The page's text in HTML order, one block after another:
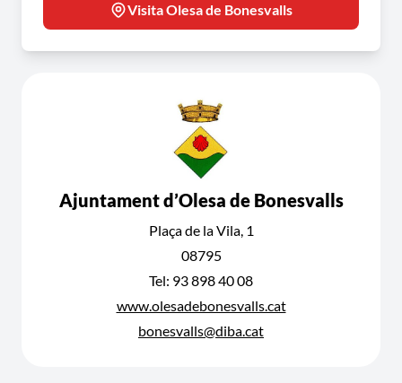
Visita Olesa de Bonesvalls
Ajuntament d’Olesa de Bonesvalls
Plaça de la Vila, 1
08795
Tel: 93 898 40 08
www.olesadebonesvalls.cat
bonesvalls@diba.cat